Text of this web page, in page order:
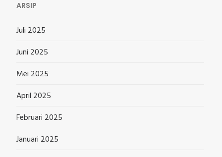
ARSIP
Juli 2025
Juni 2025
Mei 2025
April 2025
Februari 2025
Januari 2025